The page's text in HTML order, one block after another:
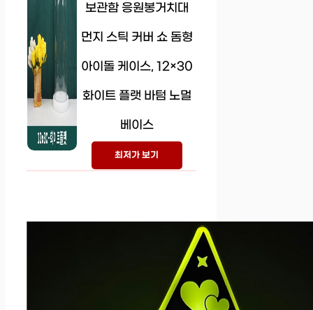
보관함 응원봉거치대
먼지 스틱 커버 쇼 돔형
아이돌 케이스, 12×30
화이트 플랫 바텀 노멀
베이스
최저가 보기